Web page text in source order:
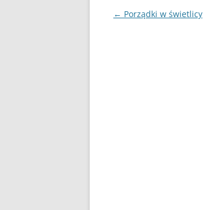
Nawigacja
← Porządki w świetlicy